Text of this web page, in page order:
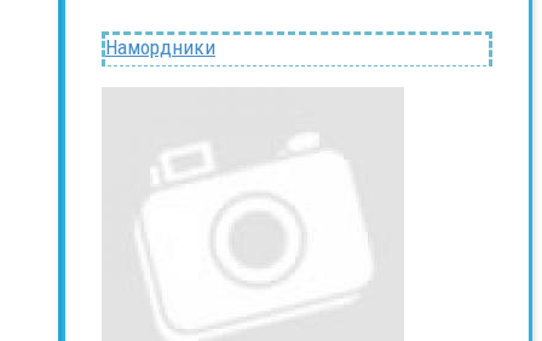
Намордники